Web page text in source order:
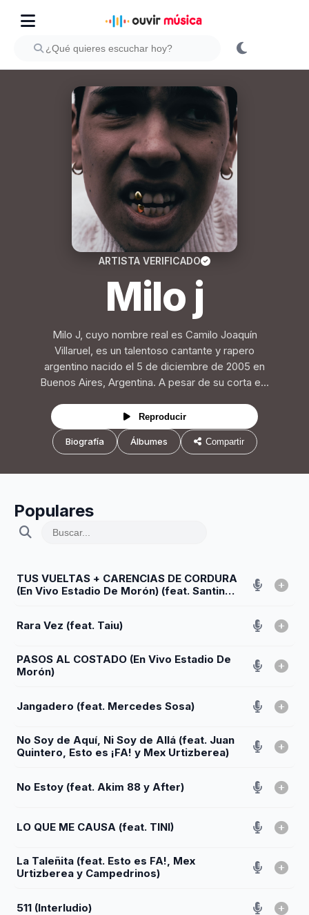
ARTISTA VERIFICADO
Milo j
Milo J, cuyo nombre real es Camilo Joaquín
Villaruel, es un talentoso cantante y rapero
argentino nacido el 5 de diciembre de 2005 en
Buenos Aires, Argentina. A pesar de su corta e...
Reproducir
Biografía Álbumes Compartir
Populares
TUS VUELTAS + CARENCIAS DE CORDURA
(En Vivo Estadio De Morón) (feat. Santino
Rara Vez (feat. Taiu)
PASOS AL COSTADO (En Vivo Estadio De
Morón)
Jangadero (feat. Mercedes Sosa)
No Soy de Aquí, Ni Soy de Allá (feat. Juan
Quintero, Esto es ¡FA! y Mex Urtizberea)
No Estoy (feat. Akim 88 y After)
LO QUE ME CAUSA (feat. TINI)
La Taleñita (feat. Esto es FA!, Mex
Urtizberea y Campedrinos)
511 (Interludio)